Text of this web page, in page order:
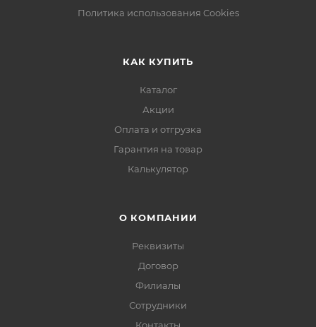
Политика использования Cookies
КАК КУПИТЬ
Каталог
Акции
Оплата и отгрузка
Гарантия на товар
Калькулятор
О КОМПАНИИ
Реквизиты
Договор
Филиалы
Сотрудники